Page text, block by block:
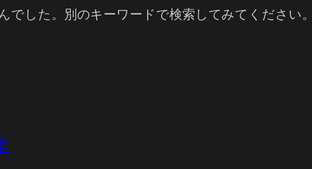
でした。別のキーワードで検索してみてください。